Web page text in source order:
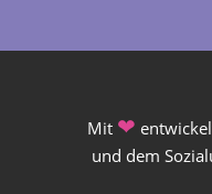
Mit ❤
und dem